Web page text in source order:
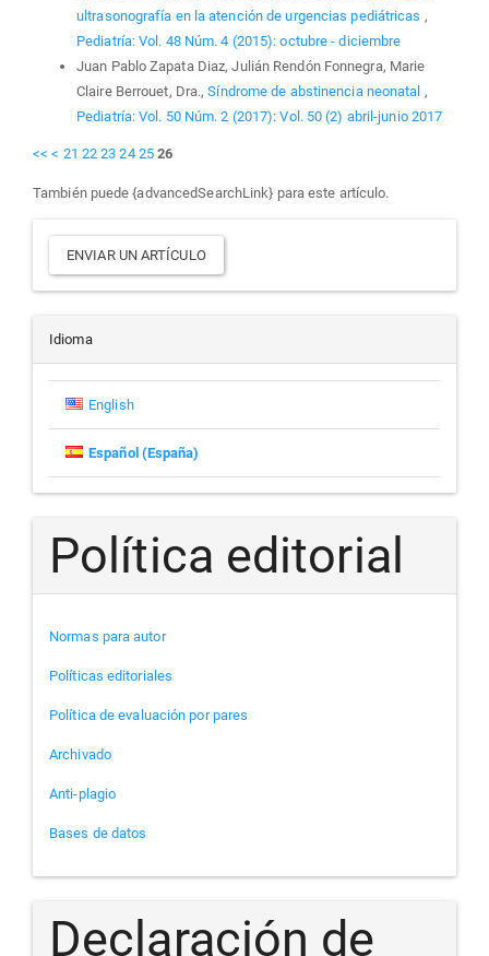
ultrasonografía en la atención de urgencias pediátricas ,
Pediatría: Vol. 48 Núm. 4 (2015): octubre - diciembre
Juan Pablo Zapata Diaz, Julián Rendón Fonnegra, Marie
Claire Berrouet, Dra.,Síndrome de abstinencia neonatal ,
Pediatría: Vol. 50 Núm. 2 (2017): Vol. 50 (2) abril-junio 2017
<< < 21 22 23 24 25 26
También puede {advancedSearchLink} para este artículo.
Enviar
un
artículo
ENVIAR UN ARTÍCULO
Idioma
English
Español (España)
Política editorial
Normas para autor
Políticas editoriales
Política de evaluación por pares
Archivado
Anti-plagio
Bases de datos
Declaración de